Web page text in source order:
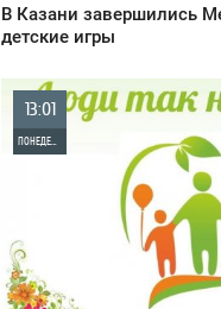
В Казани завершились
детские игры
13:01
ПОНЕДЕЛЬНИК